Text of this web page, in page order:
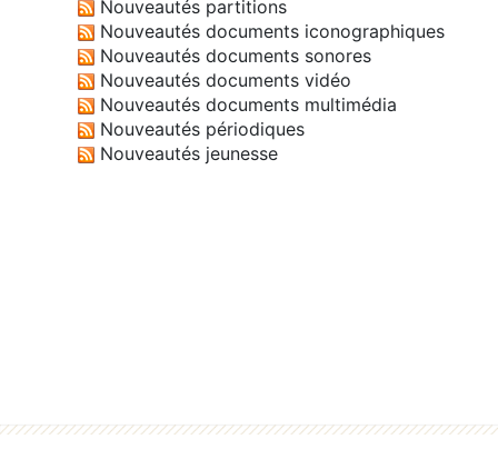
Nouveautés partitions
Nouveautés documents iconographiques
Nouveautés documents sonores
Nouveautés documents vidéo
Nouveautés documents multimédia
Nouveautés périodiques
Nouveautés jeunesse